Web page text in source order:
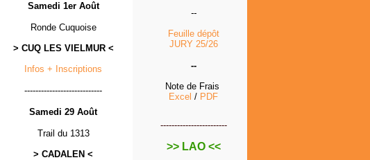
Samedi 1er Août
Ronde Cuquoise
> CUQ LES VIELMUR <
Infos + Inscriptions
----------------------------
Samedi 29 Août
Trail du 1313
> CADALEN <
--
Feuille dépôt
JURY 25/26
--
Note de Frais
Excel / PDF
------------------------
>> LAO <<